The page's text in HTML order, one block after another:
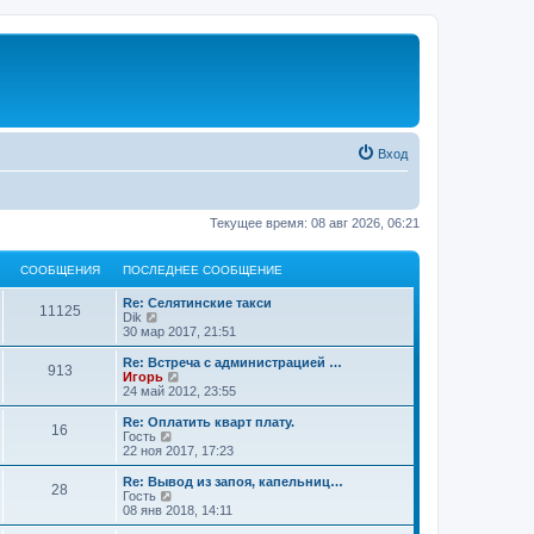
Вход
Текущее время: 08 авг 2026, 06:21
СООБЩЕНИЯ ПОСЛЕДНЕЕ СООБЩЕНИЕ
11125
Re: Селятинские такси
Dik
е
р
е
т
п
о
с
е
д
н
е
30 мар 2017, 21:51
913
Re: Встреча с администрацией …
Игорь
е
р
е
т
п
о
с
24 май 2012, 23:55
16
Re: Оплатить кварт плату.
Гость
е
р
е
т
22 ноя 2017, 17:23
28
Re: Вывод из запоя, капельниц…
Гость
е
р
08 янв 2018, 14:11